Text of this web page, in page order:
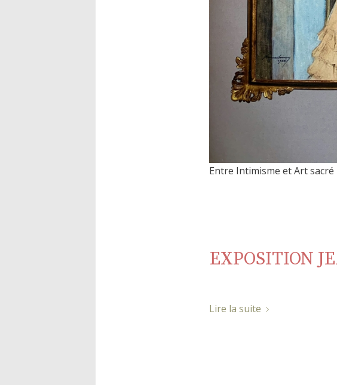
Entre Intimisme et Art sacré
EXPOSITION
Lire la suite